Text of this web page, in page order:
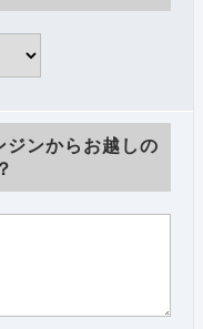
ンからお越しの